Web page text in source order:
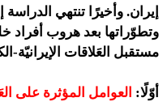
إيران. وأخيرًا تنتهي
وتطوّراتها بعد هروب أفراد
مستقبل العَلاقات الإيرانيّة-
أوّلًا: العوامل المؤثرة على